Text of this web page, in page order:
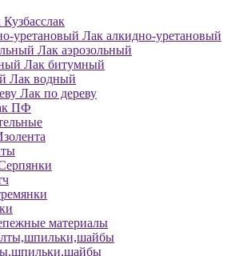
Кузбасслак
Лак алкидно-уретановый
Лак аэрозольный
Лак битумный
Лак водный
Лак по дереву
ПФ
материалы